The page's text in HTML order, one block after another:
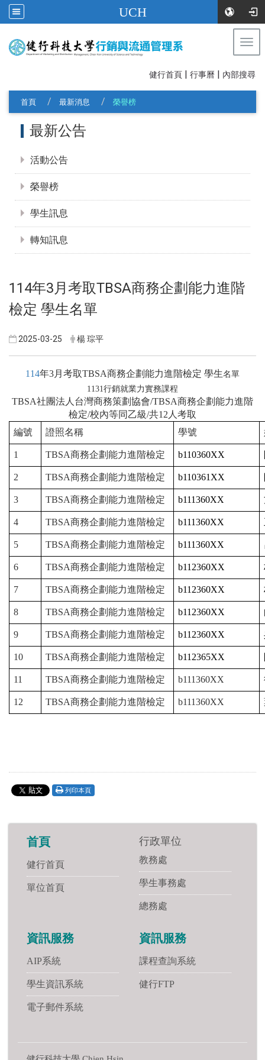
UCH
健行首頁 | 行事曆 | 內部搜尋
首頁 最新消息 榮譽榜
最新公告
活動公告
榮譽榜
學生訊息
轉知訊息
114年3月考取TBSA商務企劃能力進階
檢定 學生名單
2025-03-25 楊 琮平
114年3月考取TBSA商務企劃能力進階檢定 學生名單
1131行銷就業力實務課程
TBSA社團法人台灣商務策劃協會/TBSA商務企劃能力進階
檢定/校內等同乙級/共12人考取
編號
證照名稱 學號
1 TBSA商務企劃能力進階檢定 b110360XX
2 TBSA商務企劃能力進階檢定 b110361XX
3 TBSA商務企劃能力進階檢定 b111360XX
4 TBSA商務企劃能力進階檢定 b111360XX
5 TBSA商務企劃能力進階檢定 b111360XX
6 TBSA商務企劃能力進階檢定 b112360XX
7 TBSA商務企劃能力進階檢定 b112360XX
8 TBSA商務企劃能力進階檢定 b112360XX
9 TBSA商務企劃能力進階檢定 b112360XX
10 TBSA商務企劃能力進階檢定 b112365XX
11 TBSA商務企劃能力進階檢定 b111360XX
12 TBSA商務企劃能力進階檢定 b111360XX
列印本頁
首頁
健行首頁
單位首頁
行政單位
教務處
學生事務處
總務處
資訊服務
AIP系統
學生資訊系統
電子郵件系統
資訊服務
課程查詢系統
健行FTP